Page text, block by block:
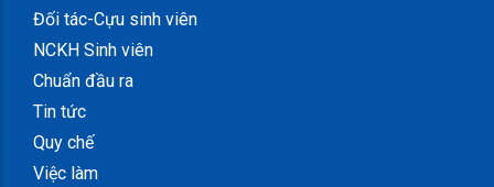
Đối tác-Cựu sinh viên
NCKH Sinh viên
Chuẩn đầu ra
Tin tức
Quy chế
Việc làm